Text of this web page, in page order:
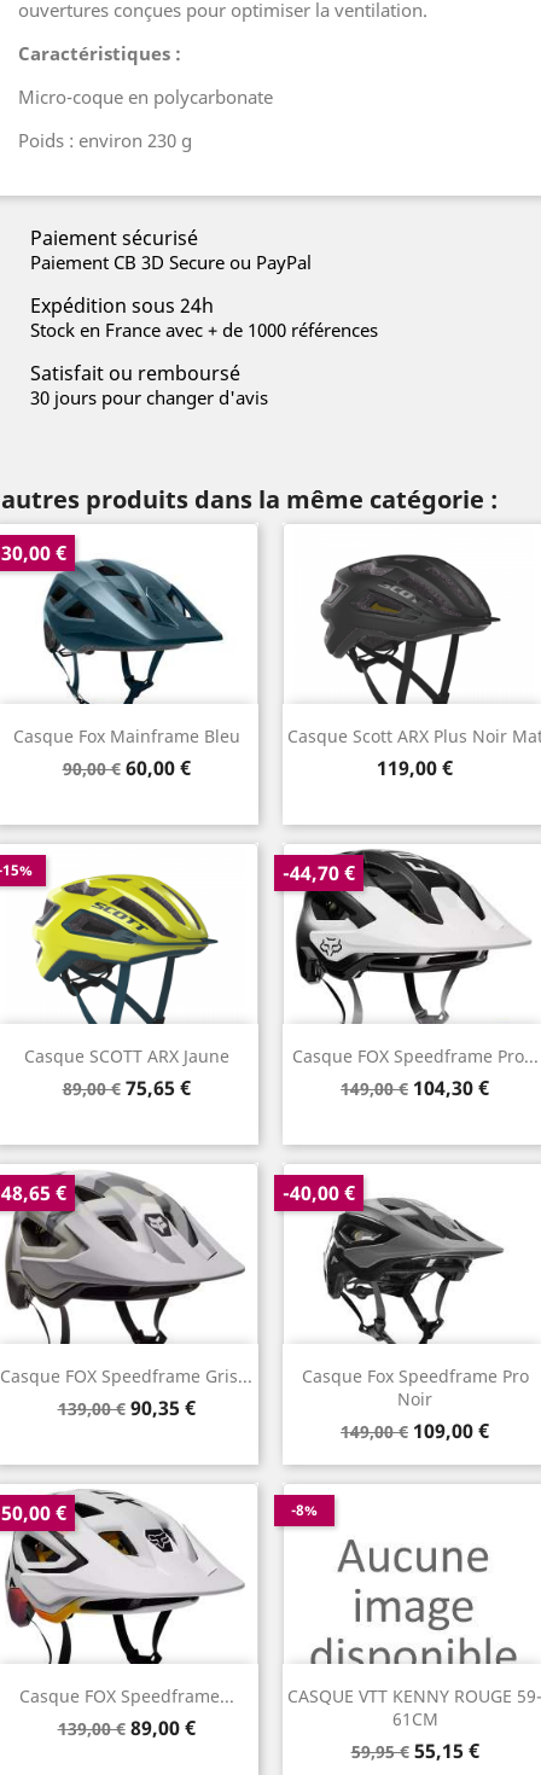
ouvertures conçues pour optimiser la ventilation.
Caractéristiques :
Micro-coque en polycarbonate
Poids : environ 230 g
Paiement sécurisé
Paiement CB 3D Secure ou PayPal
Expédition sous 24h
Stock en France avec + de 1000 références
Satisfait ou remboursé
30 jours pour changer d'avis
produits dans la même catégorie :
Casque Fox Mainframe Bleu
Prix
90,00 €
€
Prix
60,00 €
Casque Scott ARX Plus Noir
Prix
119,00 €
Casque SCOTT ARX Jaune
Prix
89,00 € Prix
75,65 €
Casque FOX Speedframe Pro...
Prix
149,00 €
-44,70 €
Prix
104,30 €
Casque FOX Speedframe Gris...
Prix
139,00 €
€
Prix
90,35 €
Casque Fox Speedframe Pro
Noir
Prix
base
149,00 €
-40,00 €
Prix
109,00 €
Casque FOX Speedframe...
Prix
139,00 €
€
Prix
89,00 €
CASQUE VTT KENNY ROUGE
61CM
Prix
59,95 €
-8%
Prix
55,15 €